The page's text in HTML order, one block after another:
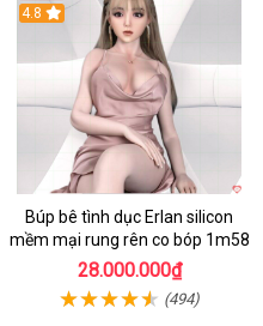
4.8
Búp bê tình dục Erlan silicon
mềm mại rung rên co bóp 1m58
28.000.000₫
(494)